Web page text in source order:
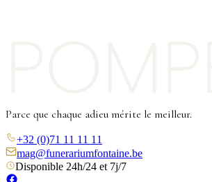
Parce que chaque adieu mérite le meilleur.
+32 (0)71 11 11 11
mag@funerariumfontaine.be
Disponible 24h/24 et 7j/7